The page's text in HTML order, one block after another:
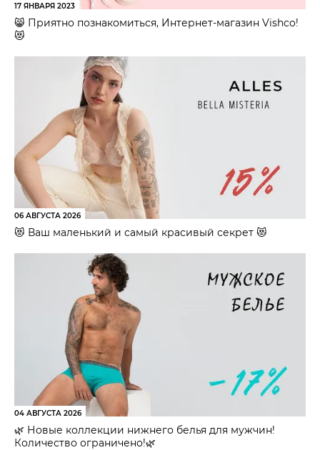
17 ЯНВАРЯ 2023
😸 Приятно познакомиться, Интернет-магазин Vishco!
😻
06 АВГУСТА 2026
😻 Ваш маленький и самый красивый секрет 😻
04 АВГУСТА 2026
🌿 Новые коллекции нижнего белья для мужчин!
Количество ограничено!🌿